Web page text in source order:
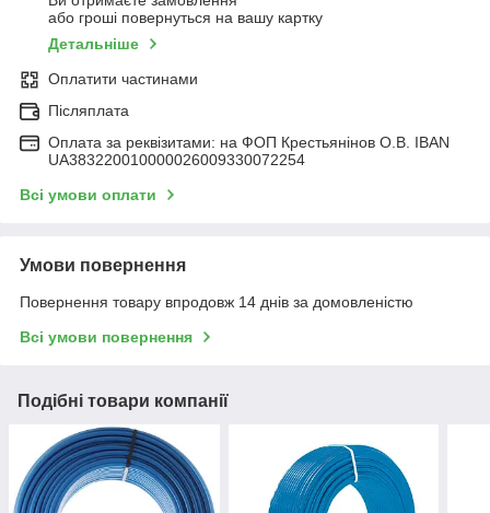
або гроші повернуться на вашу картку
Детальніше
Оплатити частинами
Післяплата
Оплата за реквізитами: на ФОП Крестьянінов О.В. IBAN
UA383220010000026009330072254
Всі умови оплати
Умови повернення
Повернення товару впродовж 14 днів за домовленістю
Всі умови повернення
Подібні товари компанії